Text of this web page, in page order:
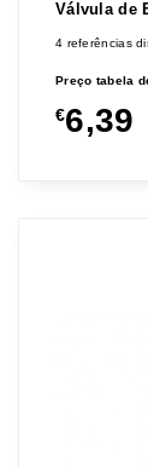
Válvula de
4 referências
Preço tabela
€6,39